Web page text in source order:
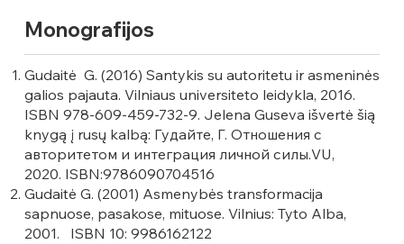
Monografijos
Gudaitė G. (2016) Santykis su autoritetu ir asmeninės
galios pajauta. Vilniaus universiteto leidykla, 2016.
ISBN 978-609-459-732-9. Jelena Guseva išvertė šią
knygą į rusų kalbą: Гудайте, Г. Отношения c
авторитетом и интеграция личной силы.VU,
2020. ISBN:9786090704516
Gudaitė G. (2001) Asmenybės transformacija
sapnuose, pasakose, mituose. Vilnius: Tyto Alba,
2001. ISBN 10: 9986162122